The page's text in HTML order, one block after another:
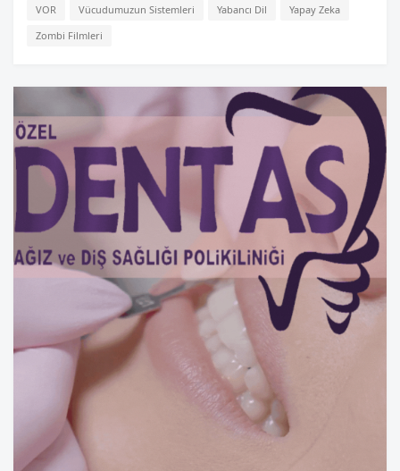
VOR
Vücudumuzun Sistemleri Yabancı Dil
Yapay Zeka
Zombi Filmleri